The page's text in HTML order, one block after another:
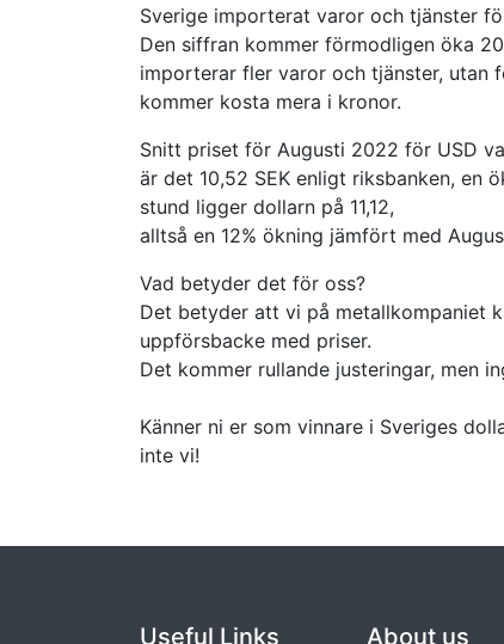
Sverige importerat varor och tjänster
Den siffran kommer förmodligen öka
importerar fler varor och tjänster, utan
kommer kosta mera i kronor.
Snitt priset för Augusti 2022 för USD
är det 10,52 SEK enligt riksbanken, en
stund ligger dollarn på 11,12,
alltså en 12% ökning jämfört med
Vad betyder det för oss?
Det betyder att vi på metallkompaniet
uppförsbacke med priser.
Det kommer rullande justeringar, men
Känner ni er som vinnare i Sveriges
inte vi!
Useful Links About us